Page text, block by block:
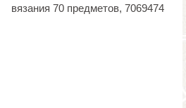
вязания 70 предметов, 7069474